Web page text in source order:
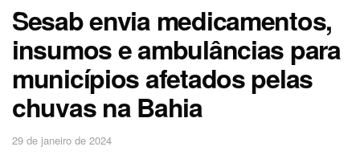
Sesab envia medicamentos,
insumos e ambulâncias para
municípios afetados pelas
chuvas na Bahia
29 de janeiro de 2024